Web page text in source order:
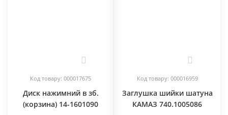
0
Код товару: 000017675
Диск нажимний в зб.
(корзина) 14-1601090
0
Код товару: 000016959
Заглушка шийки шатуна
КАМАЗ 740.1005086